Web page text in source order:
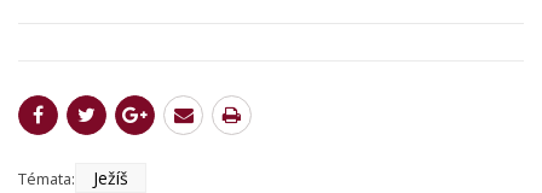
Témata: Ježíš